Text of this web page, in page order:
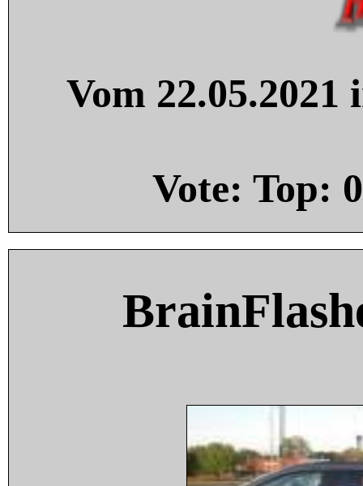
Vom
Vote: Top: 0